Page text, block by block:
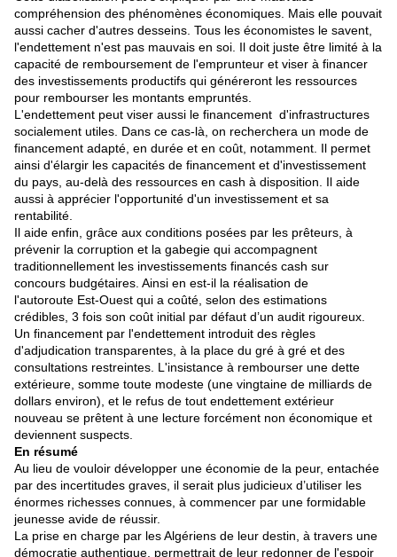
compréhension des phénomènes économiques. Mais elle pouvait
aussi cacher d'autres desseins. Tous les économistes le savent,
l'endettement n'est pas mauvais en soi. Il doit juste être limité à la
capacité de remboursement de l'emprunteur et viser à financer
des investissements productifs qui généreront les ressources
pour rembourser les montants empruntés.
L'endettement peut viser aussi le financement d'infrastructures
socialement utiles. Dans ce cas-là, on recherchera un mode de
financement adapté, en durée et en coût, notamment. Il permet
ainsi d'élargir les capacités de financement et d'investissement
du pays, au-delà des ressources en cash à disposition. Il aide
aussi à apprécier l'opportunité d'un investissement et sa
rentabilité.
Il aide enfin, grâce aux conditions posées par les prêteurs, à
prévenir la corruption et la gabegie qui accompagnent
traditionnellement les investissements financés cash sur
concours budgétaires. Ainsi en est-il la réalisation de
l'autoroute Est-Ouest qui a coûté, selon des estimations
crédibles, 3 fois son coût initial par défaut d’un audit rigoureux.
Un financement par l'endettement introduit des règles
d'adjudication transparentes, à la place du gré à gré et des
consultations restreintes. L'insistance à rembourser une dette
extérieure, somme toute modeste (une vingtaine de milliards de
dollars environ), et le refus de tout endettement extérieur
nouveau se prêtent à une lecture forcément non économique et
deviennent suspects.
En résumé
Au lieu de vouloir développer une économie de la peur, entachée
par des incertitudes graves, il serait plus judicieux d’utiliser les
énormes richesses connues, à commencer par une formidable
jeunesse avide de réussir.
La prise en charge par les Algériens de leur destin, à travers une
démocratie authentique, permettrait de leur redonner de l'espoir